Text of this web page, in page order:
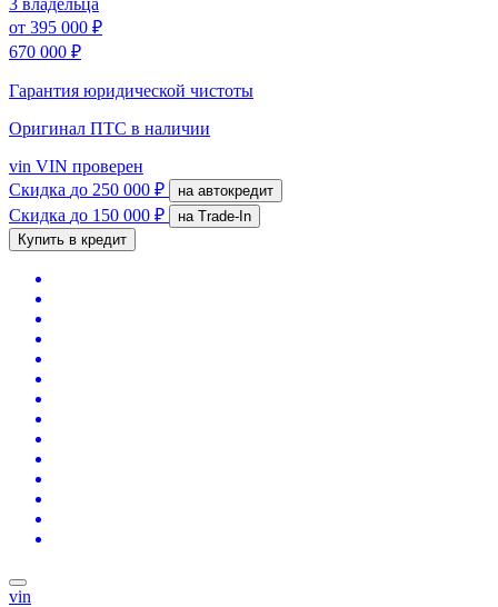
от 395 000 ₽
670 000 ₽
Гарантия юридической чистоты
Оригинал ПТС в наличии
vin VIN проверен
Скидка до 250 000 ₽ на автокредит
Скидка до 150 000 ₽
на Trade-In
Купить в кредит
vin